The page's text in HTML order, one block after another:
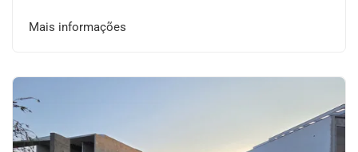
Mais informações